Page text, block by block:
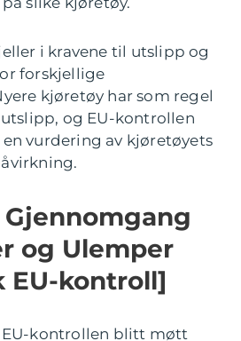
i kravene til utslipp og
forskjellige
kjøretøy har som regel
og EU-kontrollen
vurdering av kjøretøyets
og Ulemper
EU-kontroll]
EU-kontrollen blitt møtt